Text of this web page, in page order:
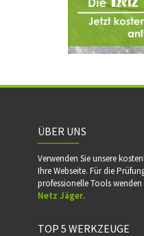
ÜBER UNS
Verwenden Sie unsere
Ihre Webseite. Für die
professionelle Tools
Netz Jäger.
TOP 5 WERKZEUGE